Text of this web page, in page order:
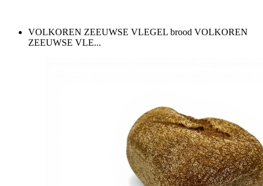
VOLKOREN ZEEUWSE VLEGEL brood VOLKOREN
ZEEUWSE VLE...